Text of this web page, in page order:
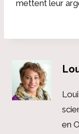
mettent leur
en